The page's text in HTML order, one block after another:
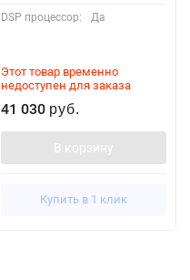
DSP процессор: Да
Этот товар временно
недоступен для заказа
41 030 руб.
В корзину
Купить в 1 клик